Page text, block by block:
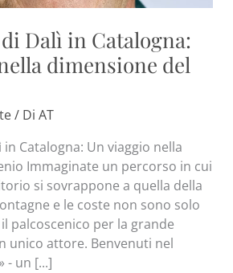
Dalì in Catalogna:
dimensione del
/ Di AT
Catalogna: Un viaggio nella
Immaginate un percorso in cui
si sovrappone a quella della
e le coste non sono solo
palcoscenico per la grande
unico attore. Benvenuti nel
- un [...]